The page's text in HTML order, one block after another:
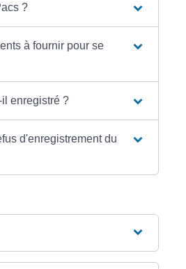
?
à fournir pour se
enregistré ?
d'enregistrement du